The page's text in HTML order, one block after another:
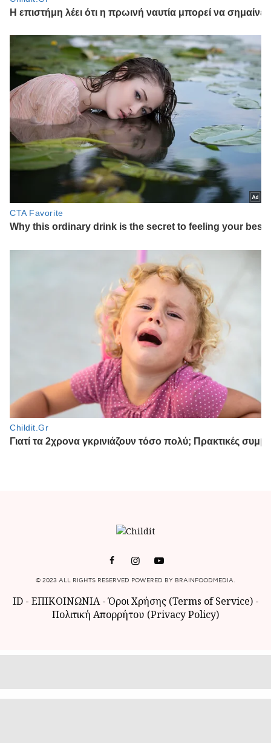
© 2023 ALL RIGHTS RESERVED POWERED BY BRAINFOODMEDIA.
ID- ΕΠΙΚΟΙΝΩΝΙΑ-Όροι Χρήσης (Terms of Service)-
Πολιτική Απορρήτου (Privacy Policy)